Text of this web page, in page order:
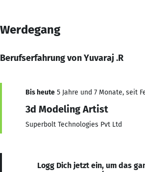
Werdegang
Berufserfahrung von Yuvaraj .R
Bis heute 5 Jahre und 7 Monate, seit
3d Modeling Artist
Superbolt Technologies Pvt Ltd
Logg Dich jetzt ein, um das